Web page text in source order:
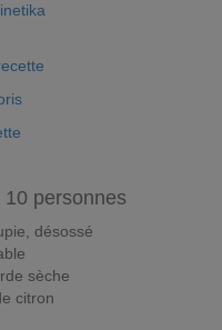
personnes
désossé
sèche
citron